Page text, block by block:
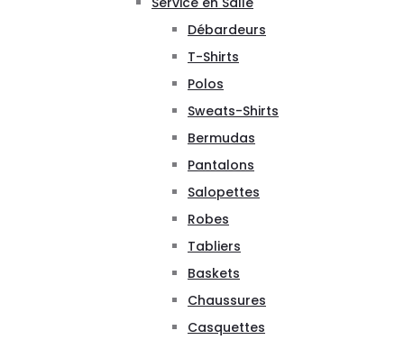
Débardeurs
T-Shirts
Polos
Sweats-Shirts
Bermudas
Pantalons
Salopettes
Robes
Tabliers
Baskets
Chaussures
Casquettes